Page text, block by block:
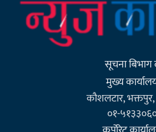
सूचना
मुख्य
कौशलटार,
०१-